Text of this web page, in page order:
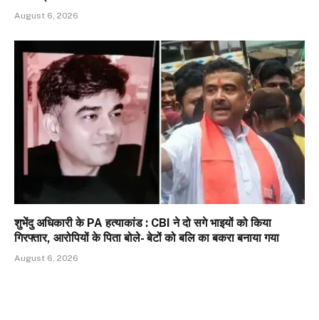
August 6, 2026
शुभेंदु अधिकारी के PA हत्याकांड : CBI ने दो सगे भाइयों को किया
गिरफ्तार, आरोपियों के पिता बोले- बेटों को बलि का बकरा बनाया गया
August 6, 2026